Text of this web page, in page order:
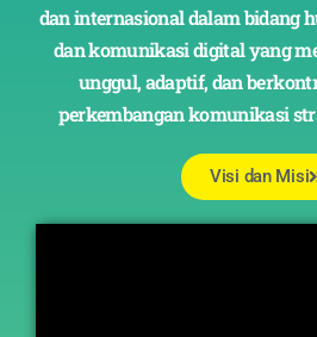
dan internasional dalam bidang
dan komunikasi digital yang
unggul, adaptif, dan
perkembangan komunikasi
Visi dan Misi